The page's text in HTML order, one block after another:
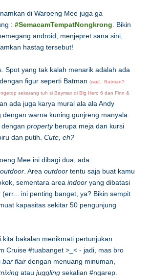
di Waroeng Mee juga ga
: #SemacamTempatNongkrong . Bikin
android, menjepret sana sini,
hastag tersebut!
Spot yang tak kalah menarik adalah ada
figur seperti Batman (wait .. Batman?
sekarang tuh si Baymax di Big Hero 6 dan Finn &
ada juga karya mural ala ala Andy
dengan warna kuning gunjreng manyala.
propertyberupa meja dan kursi
dan putih. Cute, eh?
Mee ini dibagi dua, ada
outdoor . Area outdoor tentu saja buat kamu
sementara area indoor yang dibatasi
(err... ini penting banget, ya? Bikin sempit
kapasitas sekitar 50 pengunjung
kita bakalan menikmati pertunjukan
Cruise #tuabanget >_< - jadi, mas bro
bar flair dengan menuang minuman,
atau juggling sekalian #ngarep.